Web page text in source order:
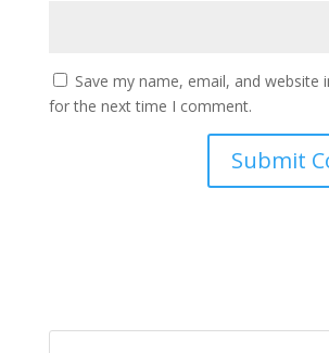
Save my name, email, and website
for the next time I comment.